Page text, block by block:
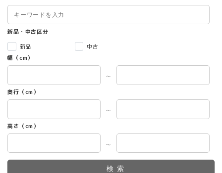
新品・中古区分
新品
中古
幅（cm）
～
奥行（cm）
～
高さ（cm）
～
検索